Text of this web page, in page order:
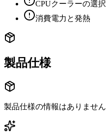
CPUクーラーの選択
消費電力と発熱
製品仕様
製品仕様の情報はありません